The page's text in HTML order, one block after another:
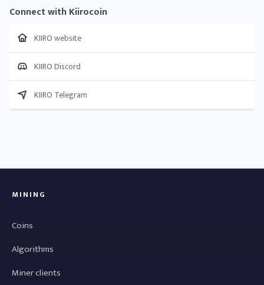
Connect with Kiirocoin
KIIRO website
KIIRO Discord
KIIRO Telegram
MINING
Coins
Algorithms
Miner clients